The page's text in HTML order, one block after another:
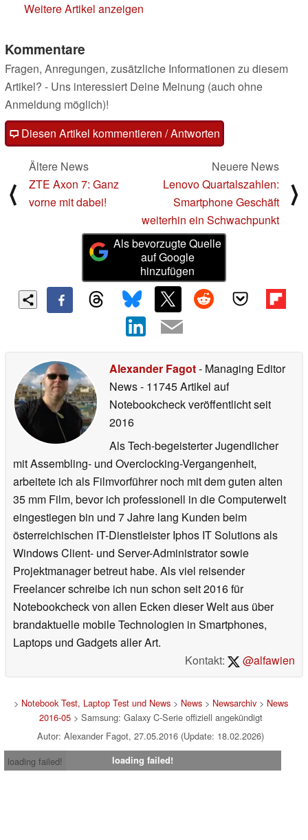
Weitere Artikel anzeigen
Kommentare
Fragen, Anregungen, zusätzliche Informationen zu diesem
Artikel? - Uns interessiert Deine Meinung (auch ohne
Anmeldung möglich)!
Diesen Artikel kommentieren / Antworten
⟨
Ältere News
ZTE Axon 7: Ganz
vorne mit dabei!
Neuere News
Lenovo Quartalszahlen:
Smartphone Geschäft
weiterhin ein Schwachpunkt
⟩
Als bevorzugte Quelle
auf Google
hinzufügen
Alexander Fagot- Managing Editor
News- 11745 Artikel auf
Notebookcheck veröffentlichtseit
2016
Als Tech-begeisterter Jugendlicher
mit Assembling- und Overclocking-Vergangenheit,
arbeitete ich als Filmvorführer noch mit dem guten alten
35 mm Film, bevor ich professionell in die Computerwelt
eingestiegen bin und 7 Jahre lang Kunden beim
österreichischen IT-Dienstleister Iphos IT Solutions als
Windows Client- und Server-Administrator sowie
Projektmanager betreut habe. Als viel reisender
Freelancer schreibe ich nun schon seit 2016 für
Notebookcheck von allen Ecken dieser Welt aus über
brandaktuelle mobile Technologien in Smartphones,
Laptops und Gadgets aller Art.
Kontakt:
@alfawien
> Notebook Test, Laptop Test und News> News> Newsarchiv> News
2016-05> Samsung: Galaxy C-Serie offiziell angekündigt
Autor: Alexander Fagot, 27.05.2016 (Update: 18.02.2026)
loading failed!
loading failed!